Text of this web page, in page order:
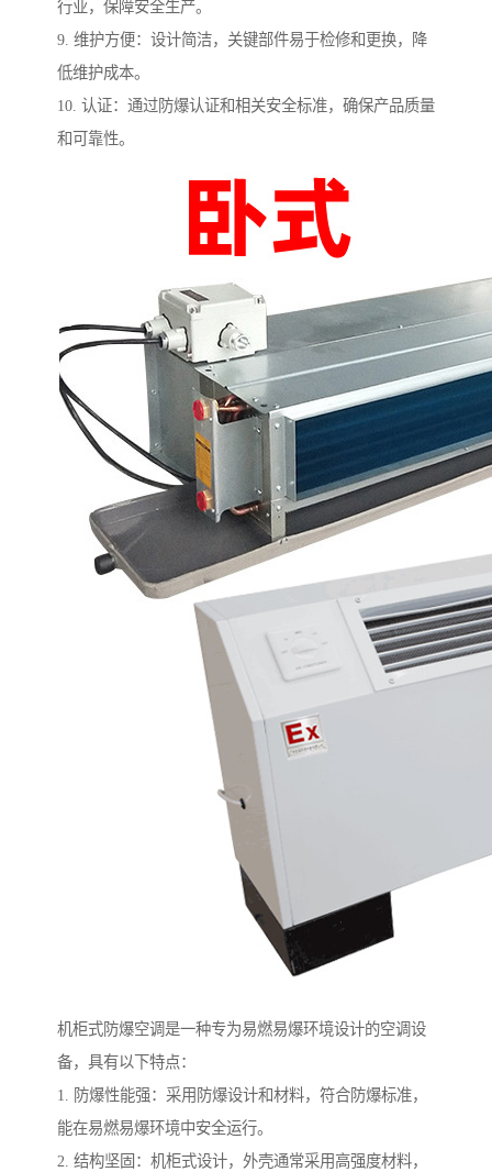
行业，保障安全生产。
9. 维护方便：设计简洁，关键部件易于检修和更换，降
低维护成本。
10. 认证：通过防爆认证和相关安全标准，确保产品质量
和可靠性。
机柜式防爆空调是一种专为易燃易爆环境设计的空调设
备，具有以下特点：
1. 防爆性能强：采用防爆设计和材料，符合防爆标准，
能在易燃易爆环境中安全运行。
2. 结构坚固：机柜式设计，外壳通常采用高强度材料，